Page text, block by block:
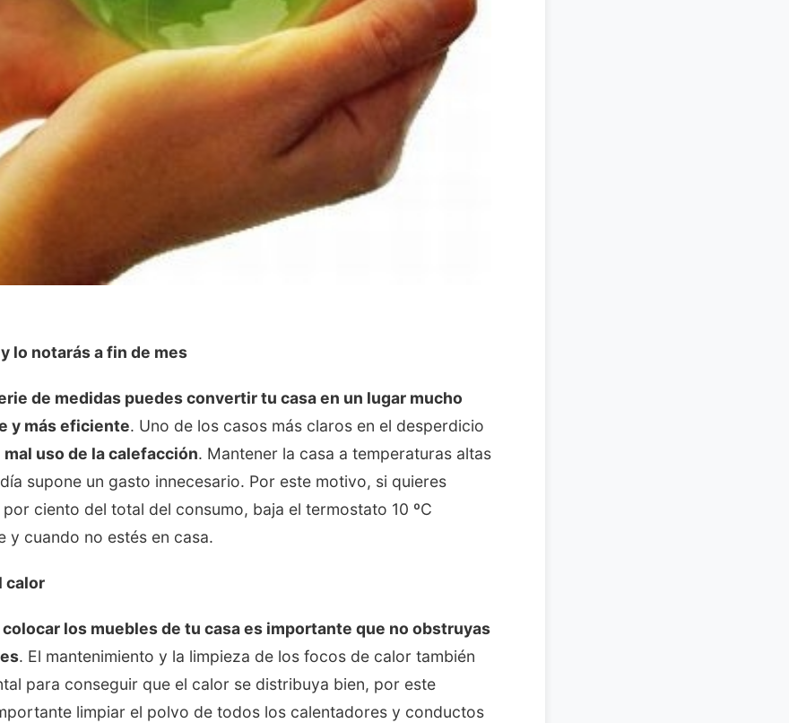
lo notarás a fin de mes
de medidas puedes convertir tu casa en un lugar mucho
y más eficiente. Uno de los casos más claros en el desperdicio
mal uso de la calefacción. Mantener la casa a temperaturas altas
supone un gasto innecesario. Por este motivo, si quieres
ciento del total del consumo, baja el termostato 10 ºC
y cuando no estés en casa.
calor
colocar los muebles de tu casa es importante que no obstruyas
. El mantenimiento y la limpieza de los focos de calor también
para conseguir que el calor se distribuya bien, por este
limpiar el polvo de todos los calentadores y conductos